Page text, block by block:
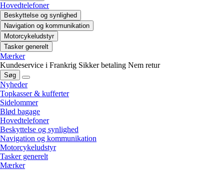
Hovedtelefoner
Beskyttelse og synlighed
Navigation og kommunikation
Motorcykeludstyr
Tasker generelt
Mærker
Kundeservice i Frankrig Sikker betaling Nem retur
Søg
Nyheder
Topkasser & kufferter
Sidelommer
Blød bagage
Hovedtelefoner
Beskyttelse og synlighed
Navigation og kommunikation
Motorcykeludstyr
Tasker generelt
Mærker